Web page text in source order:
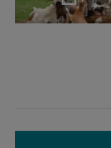
screenreader.play